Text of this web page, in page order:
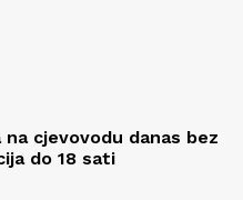
na cjevovodu danas bez
do 18 sati